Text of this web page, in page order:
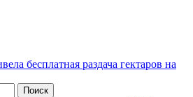
бесплатная раздача гектаров на
Поиск